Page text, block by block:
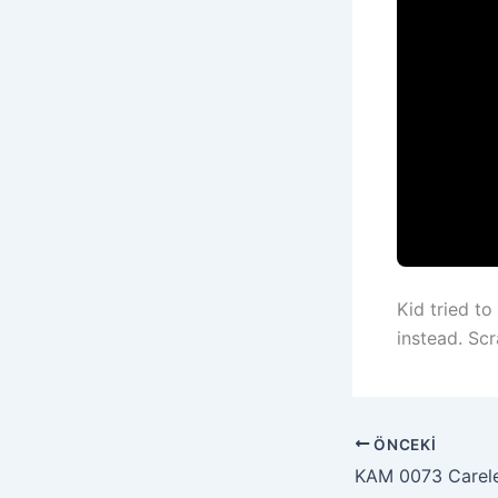
Kid tried to
instead.
ÖNCEKI